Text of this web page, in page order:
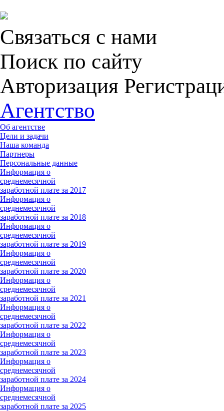
Связаться с нами
Поиск по сайту
Авторизация
Агентство
Об агентстве
Цели и задачи
Наша команда
Партнеры
Персональные данные
Информация о
среднемесячной
заработной плате за 2017
Информация о
среднемесячной
заработной плате за 2018
Информация о
среднемесячной
заработной плате за 2019
Информация о
среднемесячной
заработной плате за 2020
Информация о
среднемесячной
заработной плате за 2021
Информация о
среднемесячной
заработной плате за 2022
Информация о
среднемесячной
заработной плате за 2023
Информация о
среднемесячной
заработной плате за 2024
Информация о
среднемесячной
заработной плате за 2025